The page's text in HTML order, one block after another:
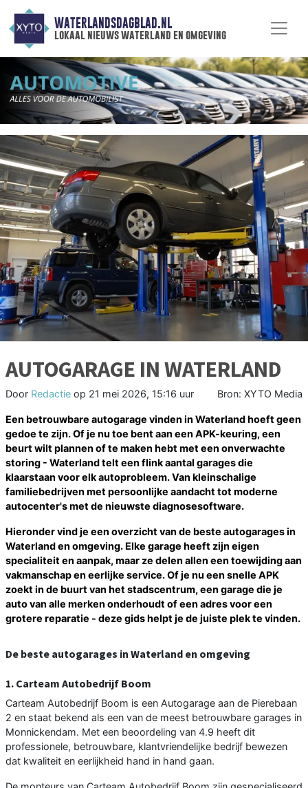
WATERLANDSDAGBLAD.NL
lokaal nieuws waterland en omgeving
AUTOGARAGE IN WATERLAND
Door Redactie op 21 mei 2026, 15:16 uur Bron: XYTO Media
Een betrouwbare autogarage vinden in Waterland hoeft geen
gedoe te zijn. Of je nu toe bent aan een APK-keuring, een
beurt wilt plannen of te maken hebt met een onverwachte
storing - Waterland telt een flink aantal garages die
klaarstaan voor elk autoprobleem. Van kleinschalige
familiebedrijven met persoonlijke aandacht tot moderne
autocenter's met de nieuwste diagnosesoftware.
Hieronder vind je een overzicht van de beste autogarages in
Waterland en omgeving. Elke garage heeft zijn eigen
specialiteit en aanpak, maar ze delen allen een toewijding aan
vakmanschap en eerlijke service. Of je nu een snelle APK
zoekt in de buurt van het stadscentrum, een garage die je
auto van alle merken onderhoudt of een adres voor een
grotere reparatie - deze gids helpt je de juiste plek te vinden.
De beste autogarages in Waterland en omgeving
1. Carteam Autobedrijf Boom
Carteam Autobedrijf Boom is een Autogarage aan de Pierebaan
2 en staat bekend als een van de meest betrouwbare garages in
Monnickendam. Met een beoordeling van 4.9 heeft dit
professionele, betrouwbare, klantvriendelijke bedrijf bewezen
dat kwaliteit en eerlijkheid hand in hand gaan.